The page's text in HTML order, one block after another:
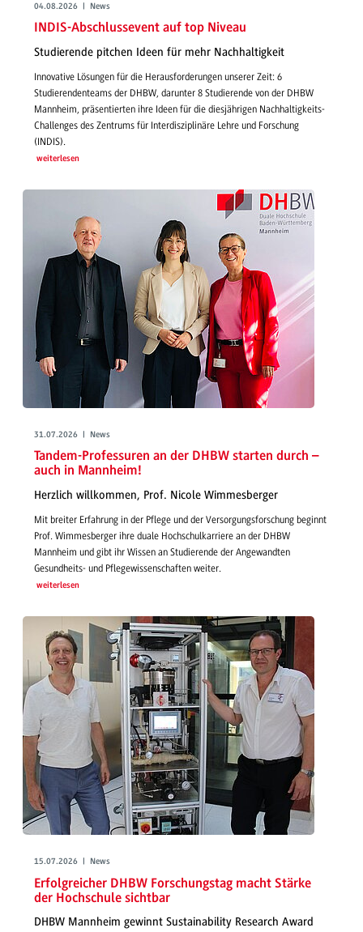
04.08.2026 | News
INDIS-Abschlussevent auf top Niveau
Studierende pitchen Ideen für mehr Nachhaltigkeit
Innovative Lösungen für die Herausforderungen unserer Zeit: 6
Studierendenteams der DHBW, darunter 8 Studierende von der DHBW
Mannheim, präsentierten ihre Ideen für die diesjährigen Nachhaltigkeits-
Challenges des Zentrums für Interdisziplinäre Lehre und Forschung
(INDIS).
weiterlesen
31.07.2026 | News
Tandem-Professuren an der DHBW starten durch –
auch in Mannheim!
Herzlich willkommen, Prof. Nicole Wimmesberger
Mit breiter Erfahrung in der Pflege und der Versorgungsforschung beginnt
Prof. Wimmesberger ihre duale Hochschulkarriere an der DHBW
Mannheim und gibt ihr Wissen an Studierende der Angewandten
Gesundheits- und Pflegewissenschaften weiter.
weiterlesen
15.07.2026 | News
Erfolgreicher DHBW Forschungstag macht Stärke
der Hochschule sichtbar
DHBW Mannheim gewinnt Sustainability Research Award